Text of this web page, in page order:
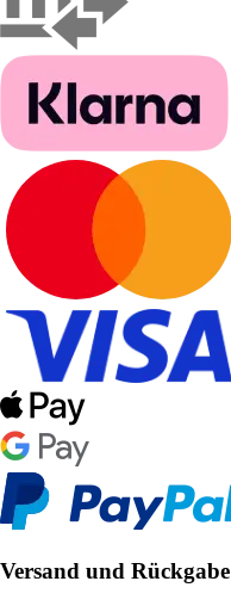
Versand und Rückgabe